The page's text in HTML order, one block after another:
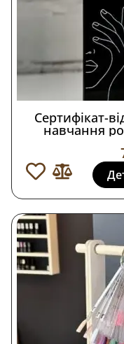
Сертифікат-
навчання